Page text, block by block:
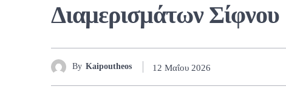
Διαμερισμάτων Σίφνου
By Kaipoutheos 12 Μαΐου 2026